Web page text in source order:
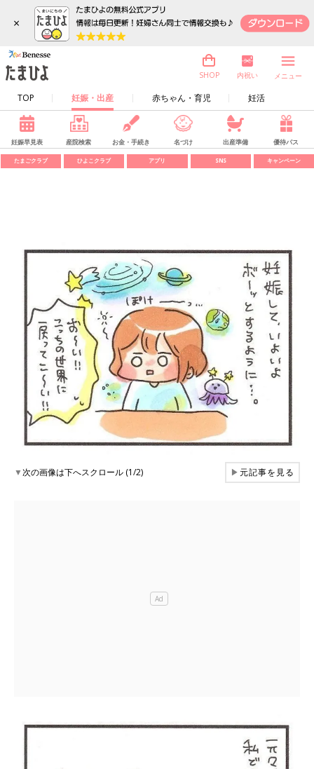
×
TOP 妊娠・出産 赤ちゃん・育児 妊活
SHOP 内祝い メニュー
妊娠早見表 産院検索 お金・手続き 名づけ 出産準備 優待パス
たまごクラブ ひよこクラブ アプリ SNS キャンペーン
▼次の画像は下へスクロール (1/2) ▶元記事を見る